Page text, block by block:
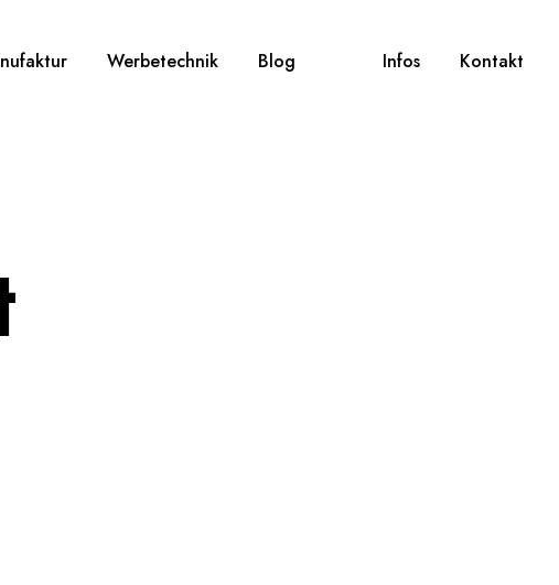
Werbetechnik Blog Infos Kontakt